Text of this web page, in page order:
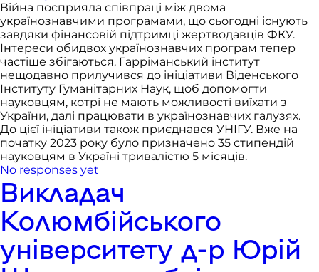
Війна посприяла співпраці між двома
українознавчими програмами, що сьогодні існують
завдяки фінансовій підтримці жертводавців ФКУ.
Інтереси обидвох українознавчих програм тепер
частіше збігаються. Гарріманський інститут
нещодавно прилучився до ініціативи Віденського
Інституту Гуманітарних Наук, щоб допомогти
науковцям, котрі не мають можливості виїхати з
України, далі працювати в українознавчих галузях.
До цієї ініціативи також приєднався УНІГУ. Вже на
початку 2023 року було призначено 35 стипендій
науковцям в Україні тривалістю 5 місяців.
No responses yet
Викладач
Колюмбійського
університету д-р Юрій